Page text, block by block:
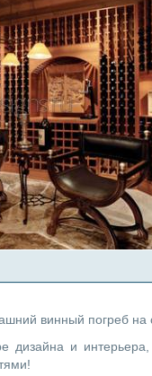
винный погреб на
дизайна и